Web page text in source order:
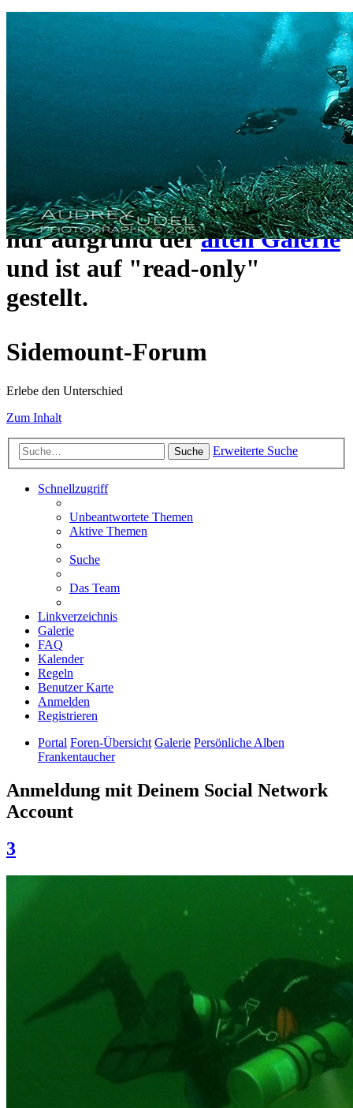
Das Sidemount-Forum ist auf
ein neues Forensystem
umgezogen und wie gewohnt
https://www.sidemount-
erreichbar.
Das alte Forum hier existiert
nur aufgrund deralten Galerie
und ist auf "read-only"
gestellt.
Sidemount-Forum
Erlebe den Unterschied
Zum Inhalt
Suche Erweiterte Suche
Schnellzugriff
Unbeantwortete Themen
Aktive Themen
Suche
Das Team
Linkverzeichnis
Galerie
FAQ
Kalender
Regeln
Benutzer Karte
Anmelden
Registrieren
Portal Foren-Übersicht Galerie Persönliche Alben
Frankentaucher
Anmeldung mit Deinem Social Network
Account
3